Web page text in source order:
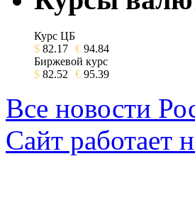
Курс ЦБ
$ 82.17 € 94.84
Биржевой курс
$ 82.52 € 95.39
Все новости
Сайт работает